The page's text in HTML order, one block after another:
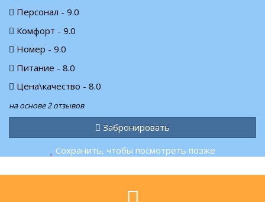
Персонал - 9.0
Комфорт - 9.0
Номер - 9.0
Питание - 8.0
Цена\качество - 8.0
на основе 2 отзывов
Забронировать
Сохранить, чтобы посмотреть позже